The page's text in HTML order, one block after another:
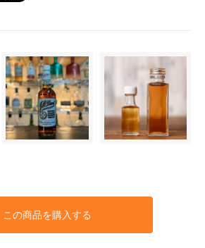
この商品を購入する